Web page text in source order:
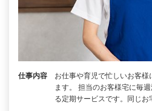
仕事内容
お仕事や育児で忙しいお客
ます。 担当のお客様宅に毎
る定期サービスです。同じお